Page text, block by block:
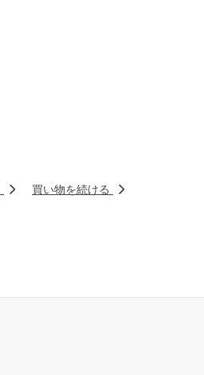
買い物を続ける